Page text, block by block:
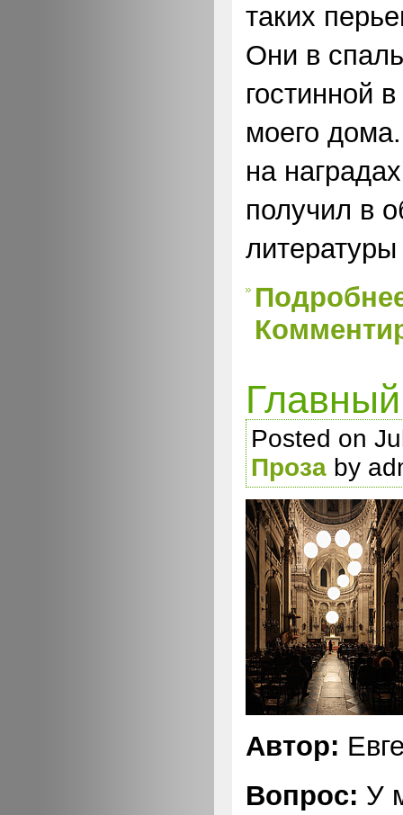
таких
Они в
гостинной
моего
на
получил в
Posted on
Проза by
Автор:
Вопрос: У